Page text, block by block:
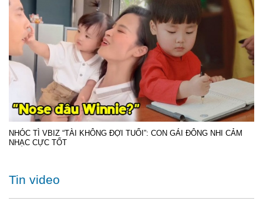
NHÓC TÌ VBIZ “TÀI KHÔNG ĐỢI TUỔI”: CON GÁI ĐÔNG NHI CẢM
NHẠC CỰC TỐT
Tin video